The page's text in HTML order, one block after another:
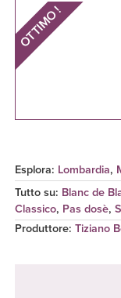
OTTIMO !
Esplora: Lombardia,
Tutto su: Blanc de
Classico, Pas dosè,
Produttore:Tiziano